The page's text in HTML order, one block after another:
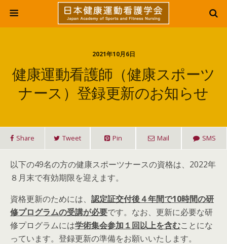
2021年10月6日
健康運動看護師（健康スポーツ
ナース）登録更新のお知らせ
Share Tweet Pin Mail SMS
以下の49名の方の健康スポーツナースの資格は、2022年
８月末で有効期限を迎えます。
資格更新のためには、 認定証交付後４年間で10時間の研
修プログラムの受講が必要です。なお、更新に必要な研
修プログラムには学術集会参加１回以上を含むことにな
っています。登録更新の準備をお願いいたします。